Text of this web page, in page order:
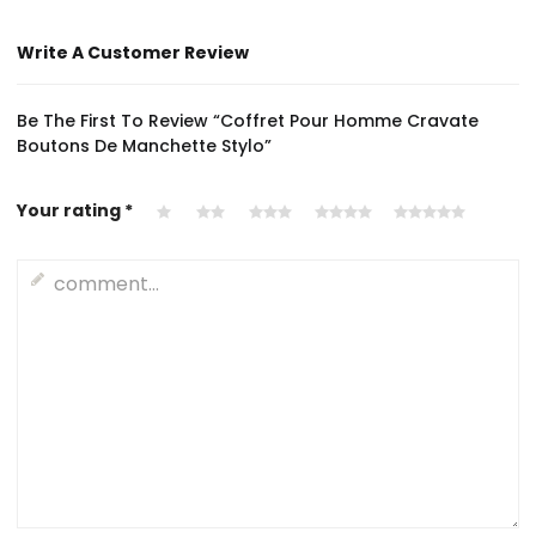
Write A Customer Review
Be The First To Review “Coffret Pour Homme Cravate
Boutons De Manchette Stylo”
Your rating *